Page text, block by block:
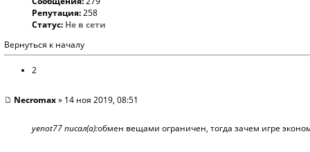
Репутация:258
Статус: Не в сети
Вернуться к началу
2
Necromax» 14 ноя 2019, 08:51
yenot77 писал(а):обмен вещами ограничен, тогда зачем игре